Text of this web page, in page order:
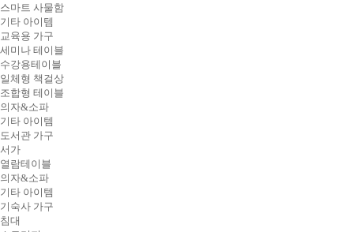
스마트 사물함
기타 아이템
교육용 가구
세미나 테이블
수강용테이블
일체형 책걸상
조합형 테이블
의자&소파
기타 아이템
도서관 가구
서가
열람테이블
의자&소파
기타 아이템
기숙사 가구
침대